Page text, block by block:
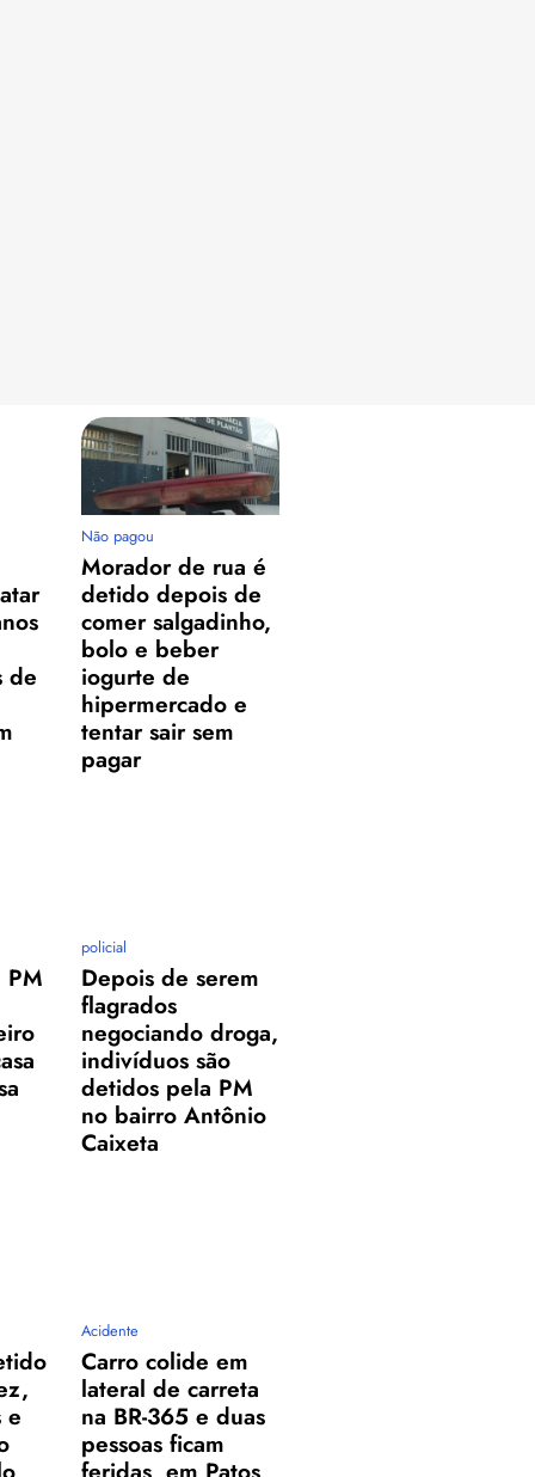
de
Não pagou
Morador de rua é
detido depois de
comer salgadinho,
bolo e beber
iogurte de
hipermercado e
tentar sair sem
pagar
PM
policial
Depois de serem
flagrados
negociando droga,
indivíduos são
detidos pela PM
no bairro Antônio
Caixeta
e
Acidente
Carro colide em
lateral de carreta
na BR-365 e duas
pessoas ficam